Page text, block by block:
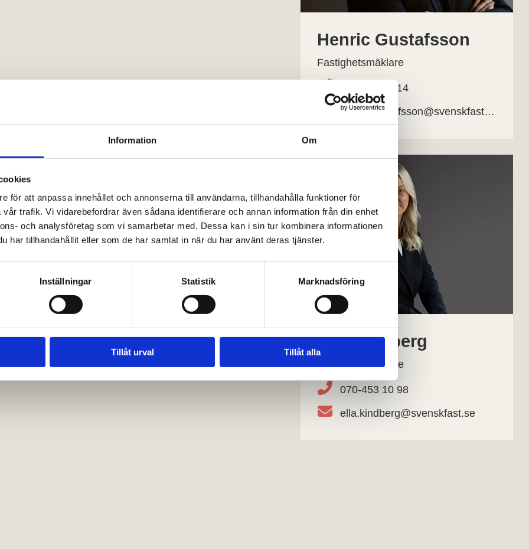
Information Om
för att anpassa innehållet och annonserna till användarna, tillhandahålla funktioner för
trafik. Vi vidarebefordrar även sådana identifierare och annan information från din enhet
och analysföretag som vi samarbetar med. Dessa kan i sin tur kombinera informationen
har tillhandahållit eller som de har samlat in när du har använt deras tjänster.
Inställningar Statistik Marknadsföring
Tillåt urval Tillåt alla
Henric Gustafsson
Fastighetsmäklare
070-444 91 14
henric.gustafsson@svenskfast.se
Ella Kindberg
Fastighetsmäklare
070-453 10 98
ella.kindberg@svenskfast.se